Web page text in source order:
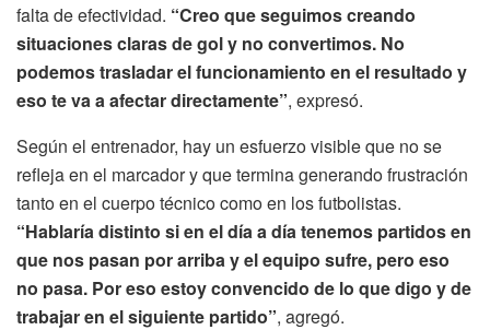
falta de efectividad. “Creo que seguimos creando
situaciones claras de gol y no convertimos. No
podemos trasladar el funcionamiento en el resultado y
eso te va a afectar directamente”, expresó.
Según el entrenador, hay un esfuerzo visible que no se
refleja en el marcador y que termina generando frustración
tanto en el cuerpo técnico como en los futbolistas.
“Hablaría distinto si en el día a día tenemos partidos en
que nos pasan por arriba y el equipo sufre, pero eso
no pasa. Por eso estoy convencido de lo que digo y de
trabajar en el siguiente partido”, agregó.